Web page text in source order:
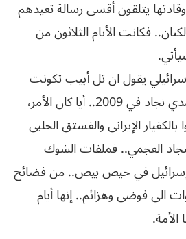
يقول ان تل أبيب تكونت
في 1909 وسيزيلها أحمدي نجاد في 2009.. أيا كان الأمر،
الإيراني والفستق الحلبي
العجمي.. فملفات الشوك